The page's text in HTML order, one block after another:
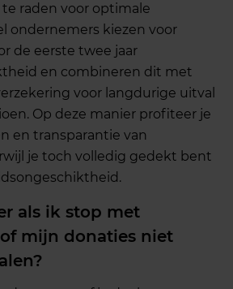
te raden voor optimale
ondernemers kiezen voor
de eerste twee jaar
en combineren dit met
voor langdurige uitval
Op deze manier profiteer je
en transparantie van
je toch volledig gedekt bent
als ik stop met
mijn donaties niet